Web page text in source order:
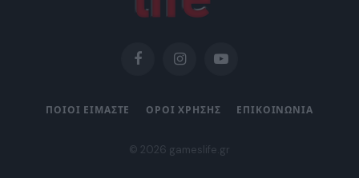
FacebookInstagramYouTube
ΠΟΙΟΙ ΕΙΜΑΣΤΕ ΟΡΟΙ ΧΡΗΣΗΣ ΕΠΙΚΟΙΝΩΝΙΑ
© 2026 gameslife.gr